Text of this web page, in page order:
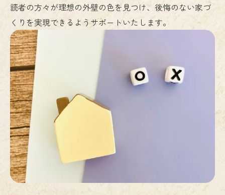
読者の方々が理想の外壁の色を見つけ、後悔のない家づ
くりを実現できるようサポートいたします。